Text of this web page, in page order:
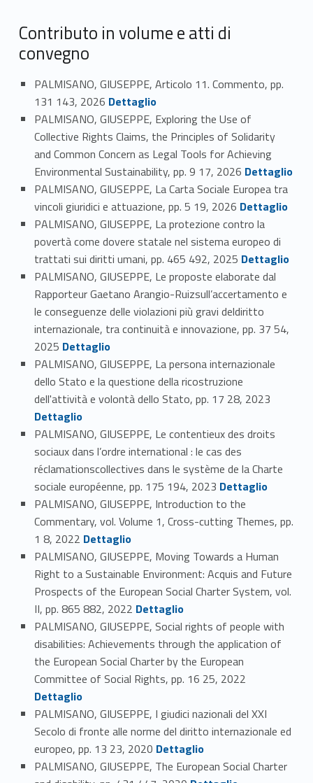
Contributo in volume e atti di
convegno
PALMISANO, GIUSEPPE, Articolo 11. Commento, pp.
131 143, 2026 Link identifier #identifier_person_107803-41
Dettaglio
PALMISANO, GIUSEPPE, Exploring the Use of
Collective Rights Claims, the Principles of Solidarity
and Common Concern as Legal Tools for Achieving
Environmental Sustainability, pp. 9 17, 2026 Link identifier #identifier_person_73295-42
Dettaglio
PALMISANO, GIUSEPPE, La Carta Sociale Europea tra
vincoli giuridici e attuazione, pp. 5 19, 2026 Link identifier #identifier_person_26700-43
Dettaglio
PALMISANO, GIUSEPPE, La protezione contro la
povertà come dovere statale nel sistema europeo di
trattati sui diritti umani, pp. 465 492, 2025 Link identifier #identifier_person_44083-44
Dettaglio
PALMISANO, GIUSEPPE, Le proposte elaborate dal
Rapporteur Gaetano Arangio-Ruizsull’accertamento e
le conseguenze delle violazioni più gravi deldiritto
internazionale, tra continuità e innovazione, pp. 37 54,
2025 Link identifier #identifier_person_191504-45
Dettaglio
PALMISANO, GIUSEPPE, La persona internazionale
dello Stato e la questione della ricostruzione
dell'attività e volontà dello Stato, pp. 17 28, 2023
Dettaglio
PALMISANO, GIUSEPPE, Le contentieux des droits
sociaux dans l’ordre international : le cas des
réclamationscollectives dans le système de la Charte
sociale européenne, pp. 175 194, 2023 Link identifier #identifier_person_4364-47
Dettaglio
PALMISANO, GIUSEPPE, Introduction to the
Commentary, vol. Volume 1, Cross-cutting Themes, pp.
1 8, 2022 Link identifier #identifier_person_95267-48
Dettaglio
PALMISANO, GIUSEPPE, Moving Towards a Human
Right to a Sustainable Environment: Acquis and Future
Prospects of the European Social Charter System, vol.
II, pp. 865 882, 2022 Link identifier #identifier_person_51077-49
Dettaglio
PALMISANO, GIUSEPPE, Social rights of people with
disabilities: Achievements through the application of
the European Social Charter by the European
Committee of Social Rights, pp. 16 25, 2022
Dettaglio
PALMISANO, GIUSEPPE, I giudici nazionali del XXI
Secolo di fronte alle norme del diritto internazionale ed
europeo, pp. 13 23, 2020 Link identifier #identifier_person_54224-51
Dettaglio
PALMISANO, GIUSEPPE, The European Social Charter
Link identifier #identifier_person_189321-52